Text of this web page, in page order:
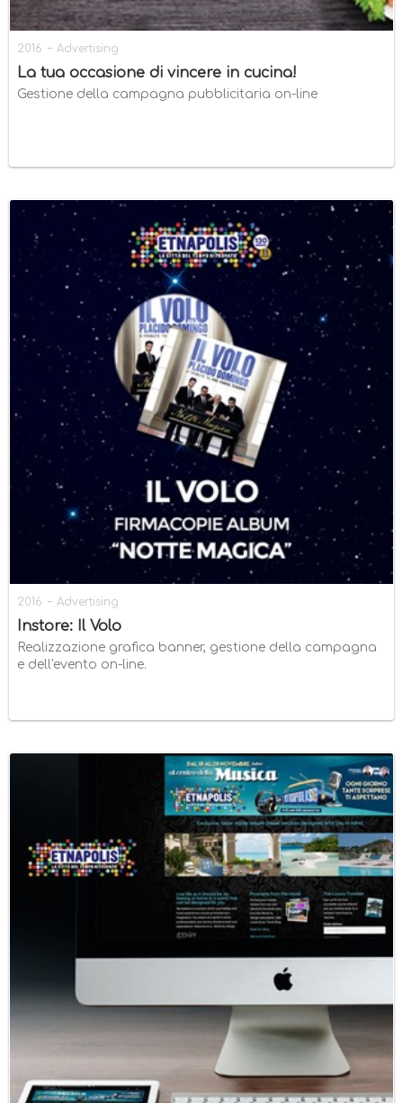
2016 - Advertising
La tua occasione di vincere in cucina!
Gestione della campagna pubblicitaria on-line
2016 - Advertising
Instore: Il Volo
Realizzazione grafica banner, gestione della campagna
e dell'evento on-line.